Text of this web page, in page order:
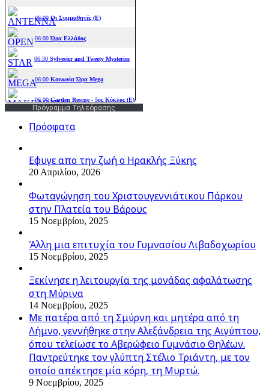
Πρόγραμμα Τηλεόρασης
Πρόσφατα
Εφυγε απο την ζωή o Ηρακλής Ξύκης
20 Απριλίου, 2026
Φωταγώγηση του Χριστουγεννιάτικου Πάρκου
στην Πλατεία του Βάρους
15 Νοεμβρίου, 2025
Άλλη μια επιτυχία του Γυμνασίου Λιβαδοχωρίου
15 Νοεμβρίου, 2025
Ξεκίνησε η λειτουργία της μονάδας αφαλάτωσης
στη Μύρινα
14 Νοεμβρίου, 2025
Με πατέρα από τη Σμύρνη και μητέρα από τη
Λήμνο, γεννήθηκε στην Αλεξάνδρεια της Αιγύπτου,
όπου τελείωσε το Αβερώφειο Γυμνάσιο Θηλέων.
Παντρεύτηκε τον γλύπτη Στέλιο Τριάντη, με τον
οποίο απέκτησε μία κόρη, τη Μυρτώ.
9 Νοεμβρίου, 2025